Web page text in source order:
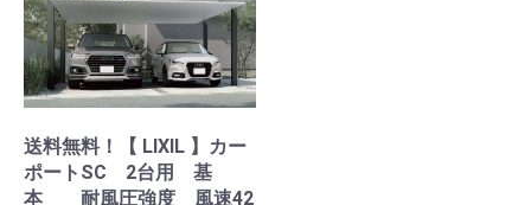
送料無料！【 LIXIL 】カー
ポートSC 2台用 基
本 耐風圧強度 風速42